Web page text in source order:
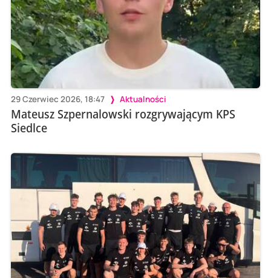
29 Czerwiec 2026, 18:47 Aktualności
Mateusz Szpernalowski rozgrywającym KPS
Siedlce